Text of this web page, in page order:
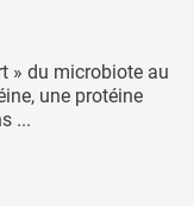
» du microbiote au
une protéine
...